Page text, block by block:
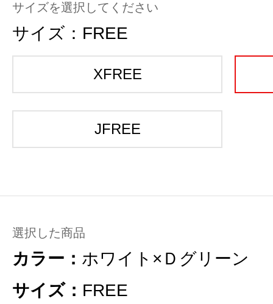
サイズを選択してください
サイズ： FREE
XFREE
JFREE
選択した商品
カラー： ホワイト×Ｄグリーン
サイズ： FREE